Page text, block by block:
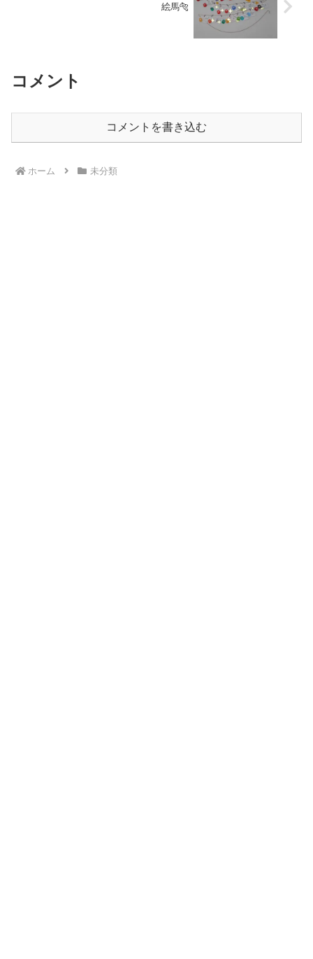
絵馬🐅
コメント
コメントを書き込む
ホーム 未分類